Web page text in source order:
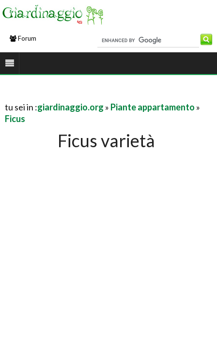
Forum
tu sei in :giardinaggio.org » Piante appartamento »
Ficus
Ficus varietà